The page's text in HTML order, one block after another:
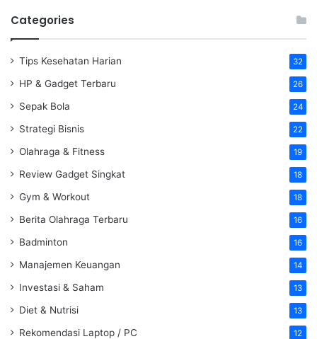
Categories
Tips Kesehatan Harian 32
HP & Gadget Terbaru 26
Sepak Bola 24
Strategi Bisnis 22
Olahraga & Fitness 19
Review Gadget Singkat 18
Gym & Workout 18
Berita Olahraga Terbaru 16
Badminton 16
Manajemen Keuangan 14
Investasi & Saham 13
Diet & Nutrisi 13
Rekomendasi Laptop / PC 12